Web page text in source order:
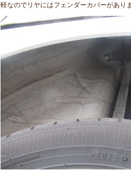
軽なのでリヤにはフェンダーカバーがあり